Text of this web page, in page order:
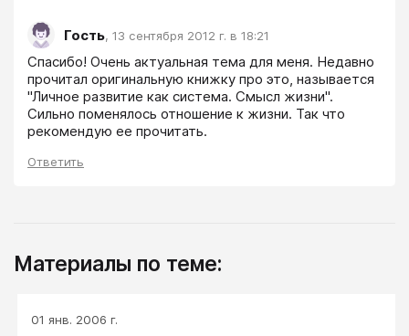
Гость, 13 сентября 2012 г. в 18:21
Спасибо! Очень актуальная тема для меня. Недавно
прочитал оригинальную книжку про это, называется
"Личное развитие как система. Смысл жизни".
Сильно поменялось отношение к жизни. Так что
рекомендую ее прочитать.
Ответить
Материалы по теме:
01 янв. 2006 г.